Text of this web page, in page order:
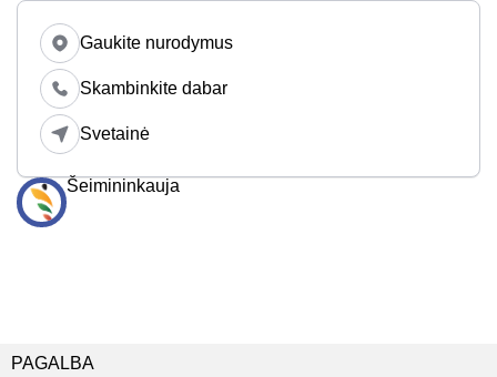
Gaukite nurodymus
Skambinkite dabar
Svetainė
Šeimininkauja
PAGALBA